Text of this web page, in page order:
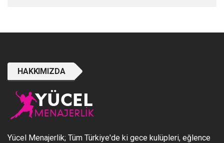
HAKKIMIZDA
Yücel Menajerlik; Tüm Türkiye'de ki gece kulüpleri, eğlence